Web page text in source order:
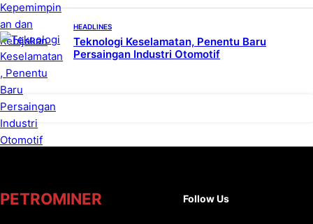
HEADLINES
Teknologi Keselamatan, Penentu Baru
Persaingan Industri Otomotif
PETROMINER Follow Us